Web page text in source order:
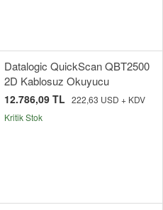
Datalogic QuickScan QBT2500
2D Kablosuz Okuyucu
12.786,09 TL 222,63 USD + KDV
Kritik Stok